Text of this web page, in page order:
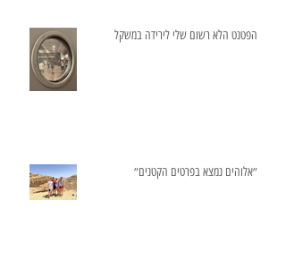
הפטנט הלא רשום שלי לירידה במשקל
״אלוהים נמצא בפרטים הקטנים״